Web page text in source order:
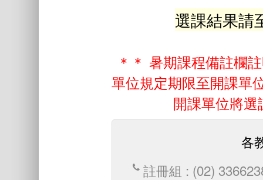
選課結果請
＊＊ 暑期課程備註欄
單位規定期限至開課單
開課單位將
各
註冊組 : (02)